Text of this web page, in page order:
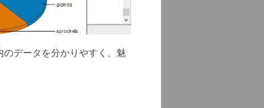
データを分かりやすく、魅